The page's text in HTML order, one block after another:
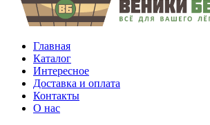
Главная
Каталог
Интересное
Доставка и оплата
Контакты
О нас